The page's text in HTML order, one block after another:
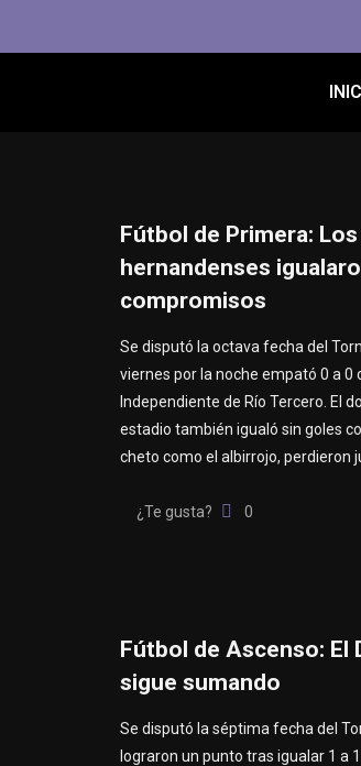
Fútbol de Primera:
hernandenses
compromisos
Se disputó la octava fecha del
viernes por la noche empató 0 a 0
Independiente de Río Tercero. El
estadio también igualó sin goles
cheto como el albirrojo, perdieron
¿Te gusta? 0
Fútbol de Ascenso:
sigue sumando
Se disputó la séptima fecha del
lograron un punto tras igualar 1 a